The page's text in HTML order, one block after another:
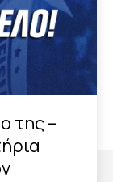
της –